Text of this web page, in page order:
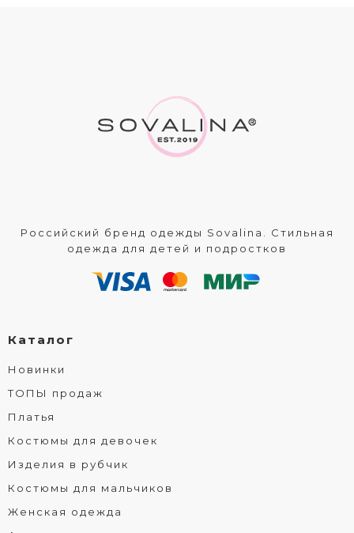
Российский бренд одежды Sovalina. Стильная
одежда для детей и подростков
Каталог
Новинки
ТОПЫ продаж
Платья
Костюмы для девочек
Изделия в рубчик
Костюмы для мальчиков
Женская одежда